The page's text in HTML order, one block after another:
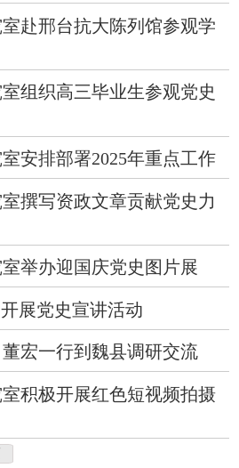
赴邢台抗大陈列馆参观学
组织高三毕业生参观党史
安排部署2025年重点工作
撰写资政文章贡献党史力
举办迎国庆党史图片展
展党史宣讲活动
宏一行到魏县调研交流
积极开展红色短视频拍摄